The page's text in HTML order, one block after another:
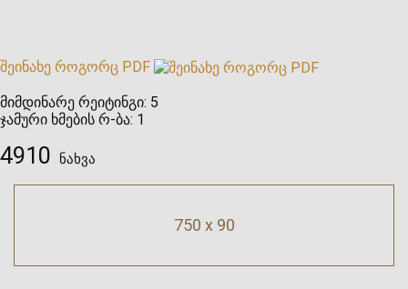
შეინახე როგორც PDF
მიმდინარე რეიტინგი: 5
ჯამური ხმების რ-ბა: 1
4910 ნახვა
750 x 90